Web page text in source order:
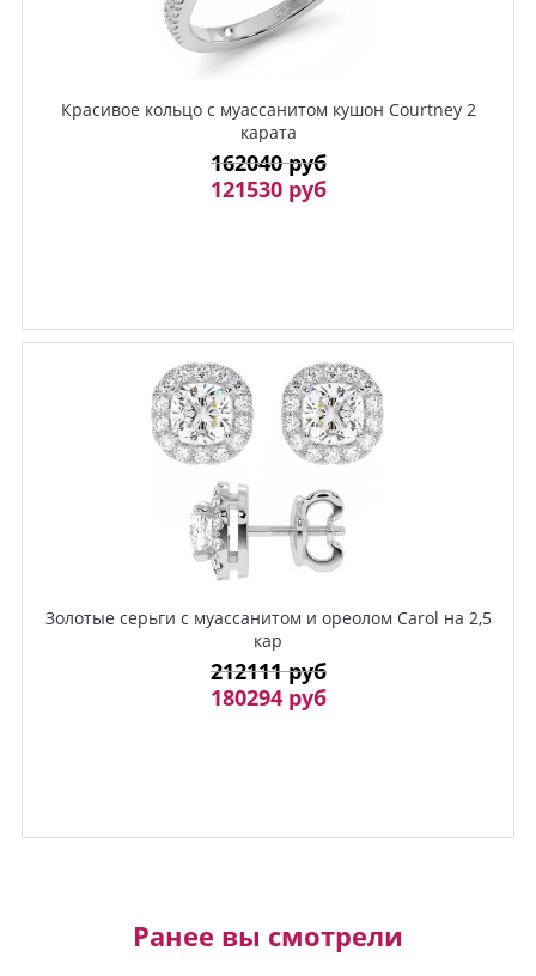
Красивое кольцо с муассанитом кушон Courtney 2
карата
162040 руб
121530 руб
Золотые серьги с муассанитом и ореолом Carol на 2,5
кар
212111 руб
180294 руб
Ранее вы смотрели